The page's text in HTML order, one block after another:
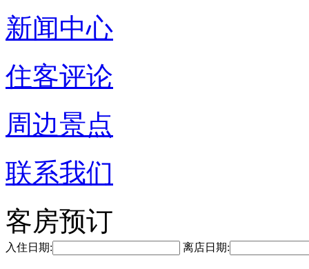
新闻中心
住客评论
周边景点
联系我们
客房预订
入住日期: 离店日期: